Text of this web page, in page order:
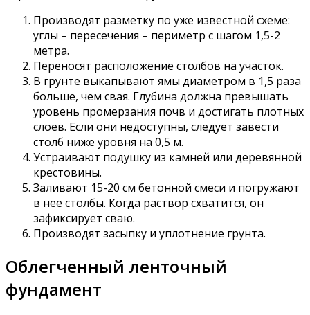
Производят разметку по уже известной схеме:
углы – пересечения – периметр с шагом 1,5-2
метра.
Переносят расположение столбов на участок.
В грунте выкапывают ямы диаметром в 1,5 раза
больше, чем свая. Глубина должна превышать
уровень промерзания почв и достигать плотных
слоев. Если они недоступны, следует завести
столб ниже уровня на 0,5 м.
Устраивают подушку из камней или деревянной
крестовины.
Заливают 15-20 см бетонной смеси и погружают
в нее столбы. Когда раствор схватится, он
зафиксирует сваю.
Производят засыпку и уплотнение грунта.
Облегченный ленточный
фундамент